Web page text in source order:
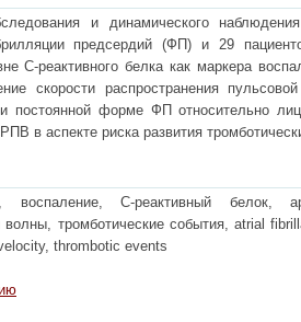
и динамического
предсердий (ФП) и 29
С-реактивного белка как маркера
скорости распространения
постоянной форме ФП относительно
в аспекте риска развития
воспаление, С-реактивный белок,
волны, тромботические события, atrial
thrombotic events